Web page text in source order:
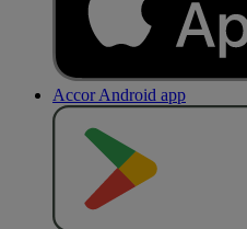
Accor Android app